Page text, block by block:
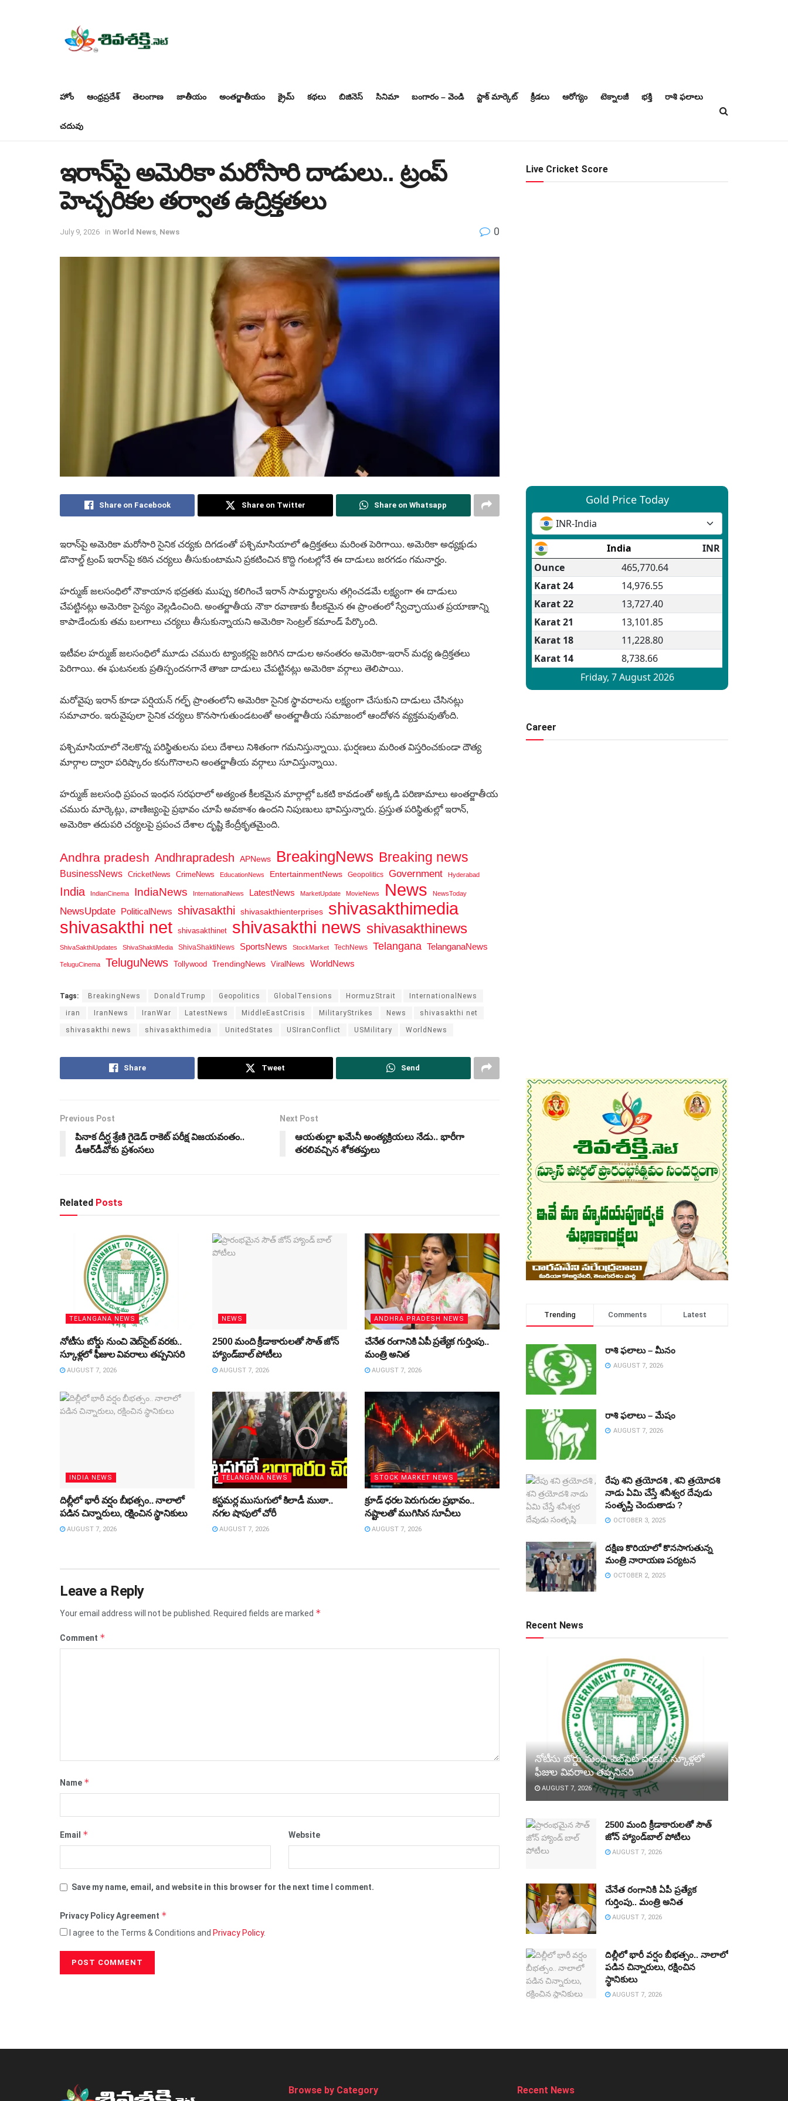
హోం ఆంధ్రప్రదేశ్ తెలంగాణ జాతీయం అంతర్జాతీయం క్రైమ్ కథలు బిజినెస్‌ సినిమా బంగారం – వెండి స్టాక్ మార్కెట్ క్రీడలు ఆరోగ్యం టెక్నాలజీ భక్తి రాశి ఫలాలు
చదువు
ఇరాన్‌పై అమెరికా మరోసారి దాడులు.. ట్రంప్‌
హెచ్చరికల తర్వాత ఉద్రిక్తతలు
July 9, 2026 in World News News 0
Share on Facebook Share on Twitter Share on Whatsapp
ఇరాన్‌పై అమెరికా మరోసారి సైనిక చర్యకు దిగడంతో పశ్చిమాసియాలో ఉద్రిక్తతలు మరింత పెరిగాయి. అమెరికా అధ్యక్షుడు
డొనాల్డ్‌ ట్రంప్‌ ఇరాన్‌పై కఠిన చర్యలు తీసుకుంటామని ప్రకటించిన కొద్ది గంటల్లోనే ఈ దాడులు జరగడం గమనార్హం.
హర్ముజ్‌ జలసంధిలో నౌకాయాన భద్రతకు ముప్పు కలిగించే ఇరాన్‌ సామర్థ్యాలను తగ్గించడమే లక్ష్యంగా ఈ దాడులు
చేపట్టినట్లు అమెరికా సైన్యం వెల్లడించింది. అంతర్జాతీయ నౌకా రవాణాకు కీలకమైన ఈ ప్రాంతంలో స్వేచ్ఛాయుత ప్రయాణాన్ని
కాపాడేందుకు తమ బలగాలు చర్యలు తీసుకున్నాయని అమెరికా సెంట్రల్‌ కమాండ్‌ పేర్కొంది.
ఇటీవల హర్ముజ్‌ జలసంధిలో మూడు చమురు ట్యాంకర్లపై జరిగిన దాడుల అనంతరం అమెరికా-ఇరాన్‌ మధ్య ఉద్రిక్తతలు
పెరిగాయి. ఈ ఘటనలకు ప్రతిస్పందనగానే తాజా దాడులు చేపట్టినట్లు అమెరికా వర్గాలు తెలిపాయి.
మరోవైపు ఇరాన్‌ కూడా పర్షియన్‌ గల్ఫ్‌ ప్రాంతంలోని అమెరికా సైనిక స్థావరాలను లక్ష్యంగా చేసుకుని దాడులు చేసినట్లు
సమాచారం. ఇరువైపులా సైనిక చర్యలు కొనసాగుతుండటంతో అంతర్జాతీయ సమాజంలో ఆందోళన వ్యక్తమవుతోంది.
పశ్చిమాసియాలో నెలకొన్న పరిస్థితులను పలు దేశాలు నిశితంగా గమనిస్తున్నాయి. ఘర్షణలు మరింత విస్తరించకుండా దౌత్య
మార్గాల ద్వారా పరిష్కారం కనుగొనాలని అంతర్జాతీయ వర్గాలు సూచిస్తున్నాయి.
హర్ముజ్‌ జలసంధి ప్రపంచ ఇంధన సరఫరాలో అత్యంత కీలకమైన మార్గాల్లో ఒకటి కావడంతో అక్కడి పరిణామాలు అంతర్జాతీయ
చమురు మార్కెట్లు, వాణిజ్యంపై ప్రభావం చూపే అవకాశం ఉందని నిపుణులు భావిస్తున్నారు. ప్రస్తుత పరిస్థితుల్లో ఇరాన్‌,
అమెరికా తదుపరి చర్యలపై ప్రపంచ దేశాల దృష్టి కేంద్రీకృతమైంది.
Andhra pradesh Andhrapradesh APNews BreakingNews Breaking news
BusinessNews CricketNews CrimeNews EducationNews EntertainmentNews Geopolitics Government Hyderabad
India IndianCinema IndiaNews InternationalNews LatestNews MarketUpdate MovieNews News NewsToday
NewsUpdate PoliticalNews shivasakthi shivasakthienterprises
shivasakthimedia
shivasakthi net shivasakthinet shivasakthi news shivasakthinews
ShivaSakthiUpdates ShivaShaktiMedia ShivaShaktiNews SportsNews StockMarket TechNews Telangana TelanganaNews
TeluguCinema TeluguNews Tollywood TrendingNews ViralNews WorldNews
Tags: BreakingNews DonaldTrump Geopolitics GlobalTensions HormuzStrait InternationalNews
iran IranNews IranWar LatestNews MiddleEastCrisis MilitaryStrikes News shivasakthi net
shivasakthi news shivasakthimedia UnitedStates USIranConflict USMilitary WorldNews
Share Tweet Send
Previous Post
పినాక దీర్ఘ శ్రేణి గైడెడ్‌ రాకెట్‌ పరీక్ష విజయవంతం..
డీఆర్‌డీవోకు ప్రశంసలు
Next Post
ఆయతుల్లా ఖమేనీ అంత్యక్రియలు నేడు.. భారీగా
తరలివచ్చిన శోకతప్తులు
Related Posts
TELANGANA NEWS
నోటీసు బోర్డు నుంచి వెబ్‌సైట్‌ వరకు..
స్కూళ్లలో ఫీజుల వివరాలు తప్పనిసరి
AUGUST 7, 2026
NEWS
2500 మంది క్రీడాకారులతో సౌత్‌ జోన్‌
హ్యాండ్‌బాల్‌ పోటీలు
AUGUST 7, 2026
ANDHRA PRADESH NEWS
చేనేత రంగానికి ఏపీ ప్రత్యేక గుర్తింపు..
మంత్రి అనిత
AUGUST 7, 2026
INDIA NEWS
దిల్లీలో భారీ వర్షం బీభత్సం.. నాలాలో
పడిన చిన్నారులు, రక్షించిన స్థానికులు
AUGUST 7, 2026
TELANGANA NEWS
కస్టమర్ల ముసుగులో కిలాడీ ముఠా..
నగల షాపులో చోరీ
AUGUST 7, 2026
STOCK MARKET NEWS
క్రూడ్‌ ధరల పెరుగుదల ప్రభావం..
నష్టాలతో ముగిసిన సూచీలు
AUGUST 7, 2026
Leave a Reply
Your email address will not be published. Required fields are marked *
Comment *
Name *
Email * Website
Save my name, email, and website in this browser for the next time I comment.
Privacy Policy Agreement *
I agree to the Terms & Conditions and Privacy Policy.
Live Cricket Score
Career
Trending Comments Latest
రాశి ఫలాలు – మీనం
AUGUST 7, 2026
రాశి ఫలాలు – మేషం
AUGUST 7, 2026
రేపు శని త్రయోదశి , శని త్రయోదశి
నాడు ఏమి చేస్తే శనీశ్వర దేవుడు
సంతృప్తి చెందుతాడు ?
OCTOBER 3, 2025
దక్షిణ కొరియాలో కొనసాగుతున్న
మంత్రి నారాయణ పర్యటన
OCTOBER 2, 2025
Recent News
నోటీసు బోర్డు నుంచి వెబ్‌సైట్‌ వరకు.. స్కూళ్లలో
ఫీజుల వివరాలు తప్పనిసరి
AUGUST 7, 2026
2500 మంది క్రీడాకారులతో సౌత్‌
జోన్‌ హ్యాండ్‌బాల్‌ పోటీలు
AUGUST 7, 2026
చేనేత రంగానికి ఏపీ ప్రత్యేక
గుర్తింపు.. మంత్రి అనిత
AUGUST 7, 2026
దిల్లీలో భారీ వర్షం బీభత్సం.. నాలాలో
పడిన చిన్నారులు, రక్షించిన
స్థానికులు
AUGUST 7, 2026
Browse by Category Recent News